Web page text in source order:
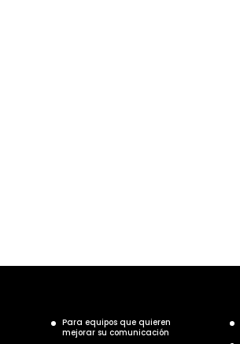
Para equipos que quieren
mejorar su comunicación